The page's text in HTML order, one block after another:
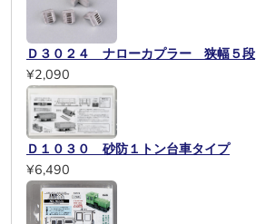
Ｄ３０２４ ナローカプラー 狭幅５段
¥2,090
Ｄ１０３０ 砂防１トン台車タイプ
¥6,490